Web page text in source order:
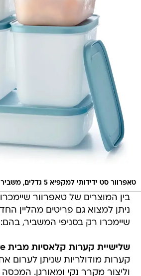
טאפרוור סט ידידותי למקפיא 5 גדלים, משביר
בין המוצרים של טאפרוור
ניתן למצוא גם פריטים מהליין
שיימכרו רק בסניפי המשביר, בהם:
שלישיית קערות קלאסיות מבית Tupperware
קערות מודולריות שניתן לערום
וליצור מקרר נקי ומאורגן.